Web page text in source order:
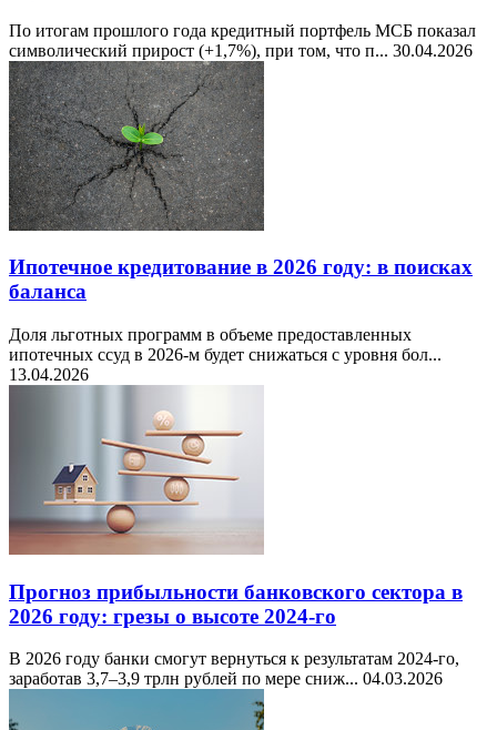
По итогам прошлого года кредитный портфель МСБ показал
символический прирост (+1,7%), при том, что п... 30.04.2026
Ипотечное кредитование в 2026 году: в поисках
баланса
Доля льготных программ в объеме предоставленных
ипотечных ссуд в 2026-м будет снижаться с уровня бол...
13.04.2026
Прогноз прибыльности банковского сектора в
2026 году: грезы о высоте 2024-го
В 2026 году банки смогут вернуться к результатам 2024-го,
заработав 3,7–3,9 трлн рублей по мере сниж... 04.03.2026